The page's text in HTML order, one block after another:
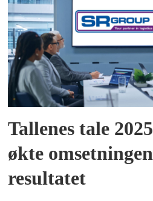
Tallenes tale
økte
resultatet